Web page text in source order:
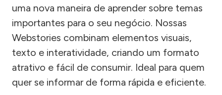
uma nova maneira de aprender sobre temas
importantes para o seu negócio. Nossas
Webstories combinam elementos visuais,
texto e interatividade, criando um formato
atrativo e fácil de consumir. Ideal para quem
quer se informar de forma rápida e eficiente.